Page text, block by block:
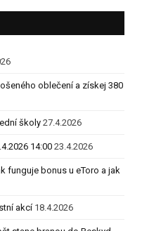
oblečení a získej 380
školy 27.4.2026
14:00 23.4.2026
funguje bonus u eToro a jak
akcí 18.4.2026